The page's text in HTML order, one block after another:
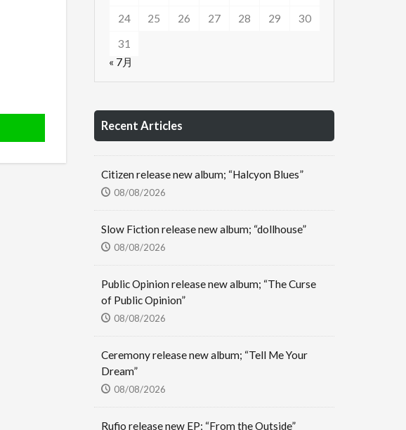
24
25 26 27 28 29
30
31
« 7月
Recent Articles
Citizen release new album; “Halcyon Blues”
08/08/2026
Slow Fiction release new album; “dollhouse”
08/08/2026
Public Opinion release new album; “The Curse
of Public Opinion”
08/08/2026
Ceremony release new album; “Tell Me Your
Dream”
08/08/2026
Rufio release new EP; “From the Outside”